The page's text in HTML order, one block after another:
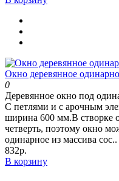
Окно деревянное
0
Деревянное окно под
С петлями и с арочным
ширина 600 мм.В створке
четверть, поэтому окно
одинарное из массива сос..
832р.
В корзину